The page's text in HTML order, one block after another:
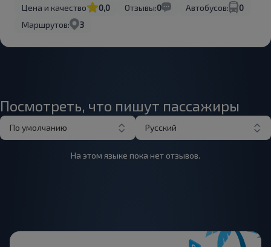
Цена и качество
0,0 Отзывы:0 Автобусов:
0
Маршрутов:
3
Посмотреть, что пишут пассажиры
По умолчанию Русский
На этом языке пока нет отзывов.